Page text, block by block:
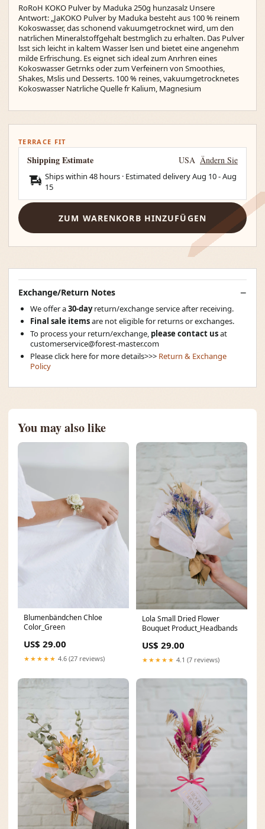
RoRoH KOKO Pulver by Maduka 250g hunzasalz Unsere
Antwort: „JaKOKO Pulver by Maduka besteht aus 100 % reinem
Kokoswasser, das schonend vakuumgetrocknet wird, um den
natrlichen Mineralstoffgehalt bestmglich zu erhalten. Das Pulver
lsst sich leicht in kaltem Wasser lsen und bietet eine angenehm
milde Erfrischung. Es eignet sich ideal zum Anrhren eines
Kokoswasser Getrnks oder zum Verfeinern von Smoothies,
Shakes, Mslis und Desserts. 100 % reines, vakuumgetrocknetes
Kokoswasser Natrliche Quelle fr Kalium, Magnesium
TERRACE FIT
Shipping Estimate USA Ändern Sie
Ships within 48 hours · Estimated deliveryAug 10-Aug
15
ZUM WARENKORB HINZUFÜGEN
Exchange/Return Notes
We offer a30-dayreturn/exchange service after receiving.
Final sale itemsare not eligible for returns or exchanges.
To process your return/exchange, please contact usat
customerservice@forest-master.com
Please click here for more details>>> Return & Exchange
Policy
You may also like
Blumenbändchen Chloe
Color_Green
US$ 29.00
★★★★★ 4.6 (27 reviews)
Lola Small Dried Flower
Bouquet Product_Headbands
US$ 29.00
★★★★★ 4.1 (7 reviews)